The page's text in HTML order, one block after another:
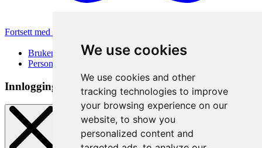
We use cookies
We use cookies and other
tracking technologies to improve
your browsing experience on our
website, to show you
personalized content and
Fortsett med Apple
Brukervilkår
Personvernerklæring
Innloggingsmetode